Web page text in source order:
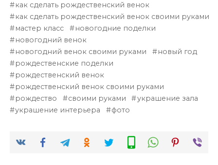
как сделать рождественский венок
как сделать рождественский венок своими руками
мастер класс
новогодние поделки
новогодний венок
новогодний венок своими руками
новый год
рождественские поделки
рождественский венок
рождественский венок своими руками
рождество
своими руками
украшение зала
украшение интерьера
фото